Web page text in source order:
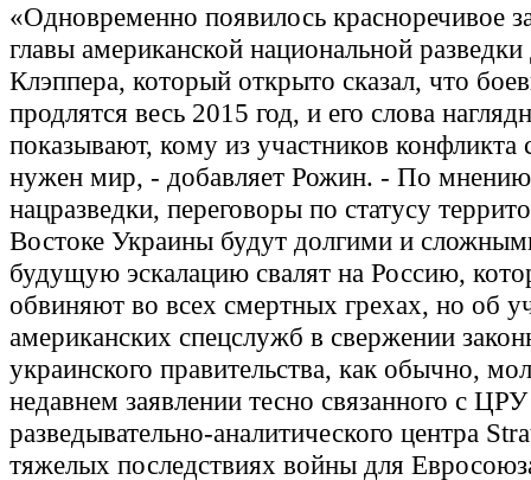
«Одновременно появилось красноречивое
главы американской национальной
Клэппера, который открыто сказал, что
продлятся весь 2015 год, и его слова
показывают, кому из участников конфликта
нужен мир, - добавляет Рожин. - По мнению
нацразведки, переговоры по статусу
Востоке Украины будут долгими и
будущую эскалацию свалят на Россию,
обвиняют во всех смертных грехах, но об
американских спецслужб в свержении
украинского правительства, как обычно,
недавнем заявлении тесно связанного с ЦРУ
разведывательно-аналитического центра
тяжелых последствиях войны для